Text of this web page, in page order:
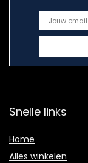
Snelle links
Home
Alles winkelen